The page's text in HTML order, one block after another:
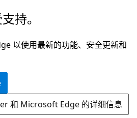
持。
以使用最新的功能、安全更新和
和 Microsoft Edge 的详细信息